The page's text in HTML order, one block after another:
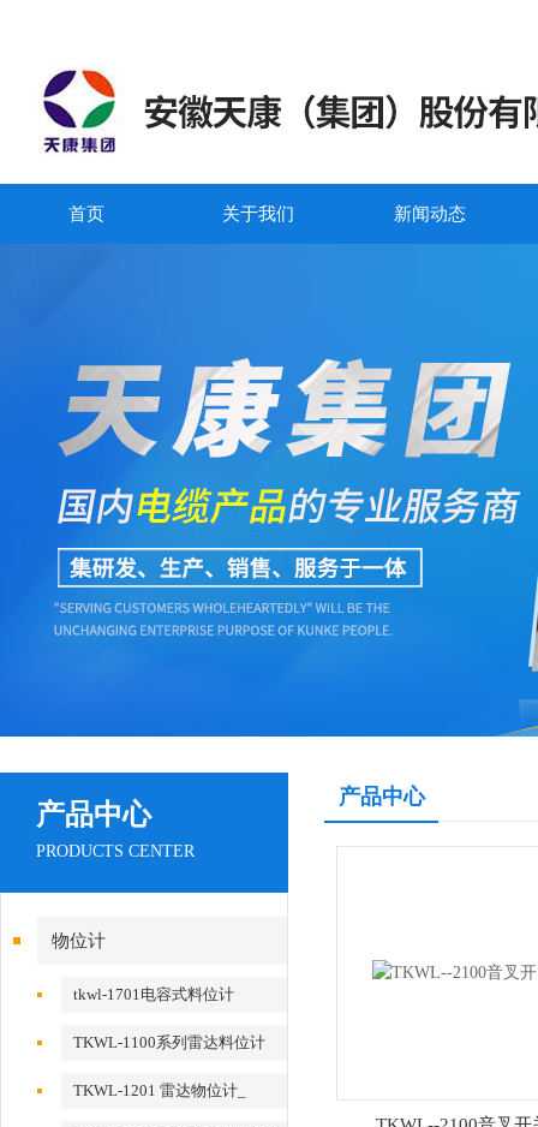
首页 关于我们 新闻动态
产品中心
PRODUCTS CENTER
物位计
tkwl-1701电容式料位计
TKWL-1100系列雷达料位计
TKWL-1201 雷达物位计_
产品中心